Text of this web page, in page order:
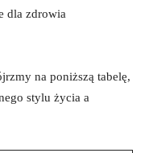
‍dla zdrowia
na poniższą ⁣tabelę,
stylu życia a